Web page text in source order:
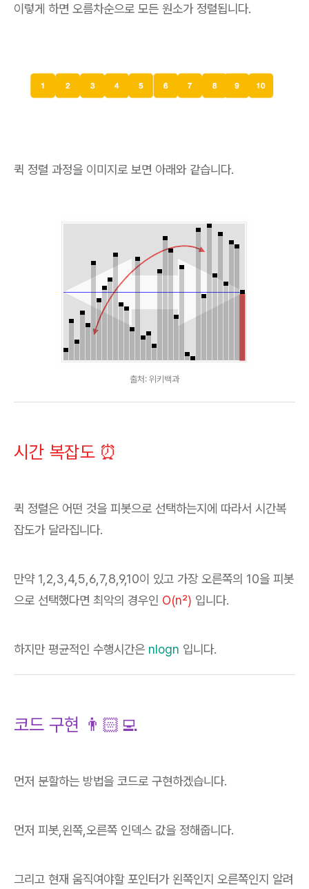
이렇게 하면 오름차순으로 모든 원소가 정렬됩니다.
퀵 정렬 과정을 이미지로 보면 아래와 같습니다.
출처: 위키백과
시간 복잡도 ⏰
퀵 정렬은 어떤 것을 피봇으로 선택하는지에 따라서 시간복
잡도가 달라집니다.
만약 1,2,3,4,5,6,7,8,9,10이 있고 가장 오른쪽의 10을 피봇
으로 선택했다면 최악의 경우인 O(n²) 입니다.
하지만 평균적인 수행시간은 nlogn 입니다.
코드 구현 👨🏻‍💻
먼저 분할하는 방법을 코드로 구현하겠습니다.
먼저 피봇,왼쪽,오른쪽 인덱스 값을 정해줍니다.
그리고 현재 움직여야할 포인터가 왼쪽인지 오른쪽인지 알려